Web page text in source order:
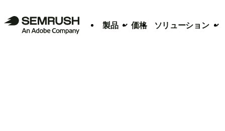
製品 価格 ソリューション